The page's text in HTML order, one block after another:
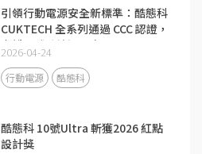
引領行動電源安全新標準：酷態科
CUKTECH 全系列通過 CCC 認證，
守護全球跨境通關安全
2026-04-24
行動電源 酷態科
酷態科 10號Ultra 斬獲2026 紅點
設計獎